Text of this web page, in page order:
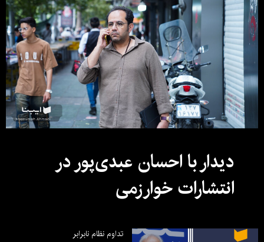
دیدار با احسان عبدی‌پور در
انتشارات خوارزمی
تداوم نظام نابرابر